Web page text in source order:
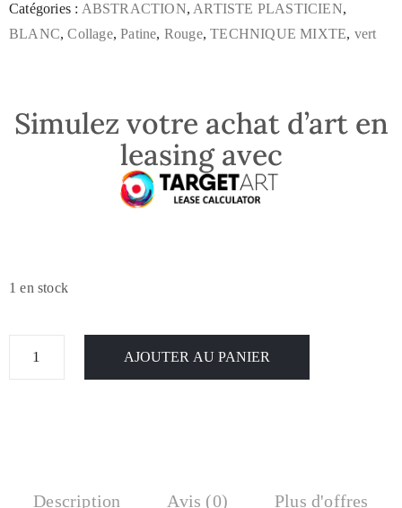
Catégories : ABSTRACTION, ARTISTE PLASTICIEN,
BLANC,Collage,Patine, Rouge,TECHNIQUE MIXTE, vert
Simulez votre achat d’art en
leasing avec
1 en stock
AJOUTER AU PANIER
Description Avis (0) Plus d'offres